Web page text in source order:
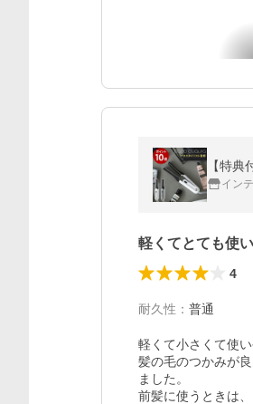
イン
軽くてとても使い
4
耐久性 ： 普通
軽くて小さくて使い
髪の毛のつかみが
ました。
前髪に使うときは